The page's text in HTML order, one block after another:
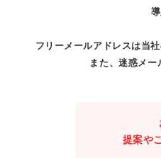
フリーメールアドレスは当
また、迷惑メ
提案や